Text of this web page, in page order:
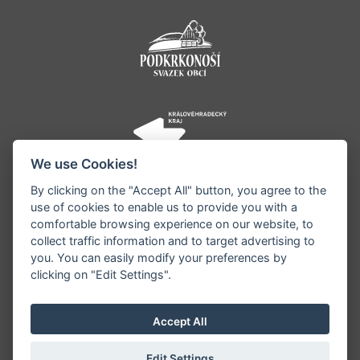
©1996 - 2026 Všechna práva vyhrazena serveru
zveřejňovaných informací a vyhrazuje si právo
informace editovat či odmítnout uveřejnění.
We use Cookies!
By clicking on the "Accept All" button, you agree to the
use of cookies to enable us to provide you with a
comfortable browsing experience on our website, to
collect traffic information and to target advertising to
you. You can easily modify your preferences by
clicking on "Edit Settings".
Accept All